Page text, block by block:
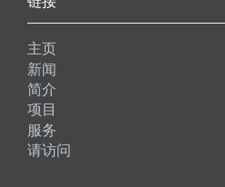
主页
新闻
简介
项目
服务
请访问